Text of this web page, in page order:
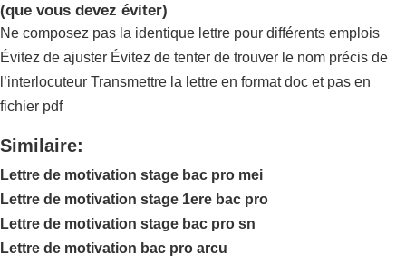
(que vous devez éviter)
Ne composez pas la identique lettre pour différents emplois
Évitez de ajuster Évitez de tenter de trouver le nom précis de
l’interlocuteur Transmettre la lettre en format doc et pas en
fichier pdf
Similaire:
Lettre de motivation stage bac pro mei
Lettre de motivation stage 1ere bac pro
Lettre de motivation stage bac pro sn
Lettre de motivation bac pro arcu